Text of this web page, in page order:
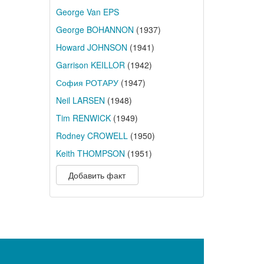
George Van EPS
George BOHANNON (1937)
Howard JOHNSON (1941)
Garrison KEILLOR(1942)
София РОТАРУ(1947)
Neil LARSEN (1948)
Tim RENWICK(1949)
Rodney CROWELL(1950)
Keith THOMPSON (1951)
Добавить факт